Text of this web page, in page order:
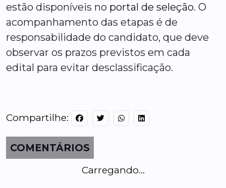
estão disponíveis no portal de seleção. O
acompanhamento das etapas é de
responsabilidade do candidato, que deve
observar os prazos previstos em cada
edital para evitar desclassificação.
Compartilhe:
COMENTÁRIOS
Carregando...